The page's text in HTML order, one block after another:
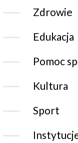
Zdrowie
Edukacja
Pomoc
Kultura
Sport